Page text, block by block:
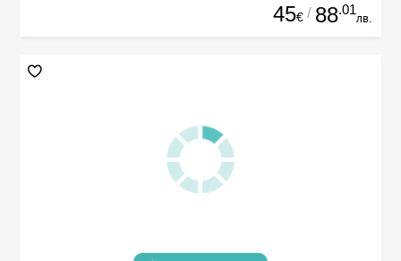
45€ / 88.01
лв.